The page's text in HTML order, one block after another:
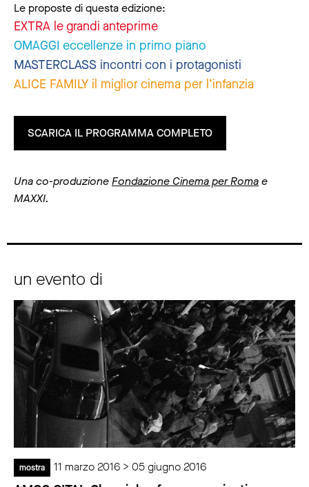
Le proposte di questa edizione:
EXTRA le grandi anteprime
OMAGGI eccellenze in primo piano
MASTERCLASS incontri con i protagonisti
ALICE FAMILY il miglior cinema per l’infanzia
SCARICA IL PROGRAMMA COMPLETO
Una co-produzioneFondazione Cinema per Romae
MAXXI.
un evento di
mostra 11 marzo 2016 > 05 giugno 2016